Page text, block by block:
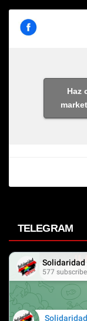
Haz
TELEGRAM